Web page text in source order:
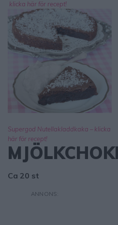
klicka här för recept!
Supergod Nutellakladdkaka – klicka
här för recept!
Ca 20 st